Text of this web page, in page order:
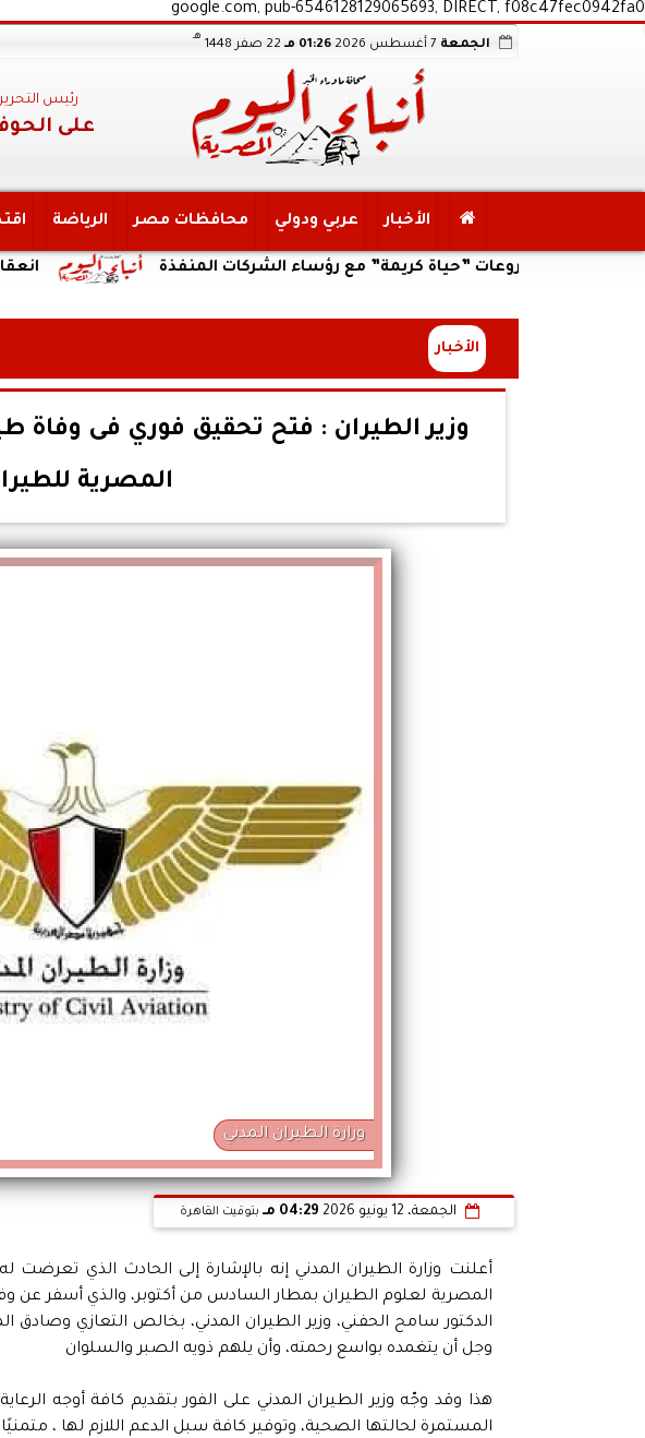
google.com, pub-6546128129065693, DIRECT, f08c47fec0942fa0
الجمعة 01:26 مـ 22 صفر 1448
هـ
رئيس التحرير
على
الأخبار عربي ودولي محافظات مصر الرياضة
انعقاد منتدى لمشروعات ”حياة كريمة” مع رؤساء الشركات المنفذة
الأخبار
وزير الطيران : فتح تحقيق فوري فى وفاة
المصرية
وزارة الطيران المدني
الجمعة، 12 يونيو 2026 04:29 مـ بتوقيت القاهرة
أعلنت وزارة الطيران المدني إنه بالإشارة إلى الحادث الذي تعرضت
المصرية لعلوم الطيران بمطار السادس من أكتوبر، والذي أسفر عن
الدكتور سامح الحفني، وزير الطيران المدني، بخالص التعازي وصادق
وجل أن يتغمده بواسع رحمته، وأن يلهم ذويه الصبر والسلوان
هذا وقد وجّه وزير الطيران المدني على الفور بتقديم كافة أوجه
المستمرة لحالتها الصحية، وتوفير كافة سبل الدعم اللازم لها ،